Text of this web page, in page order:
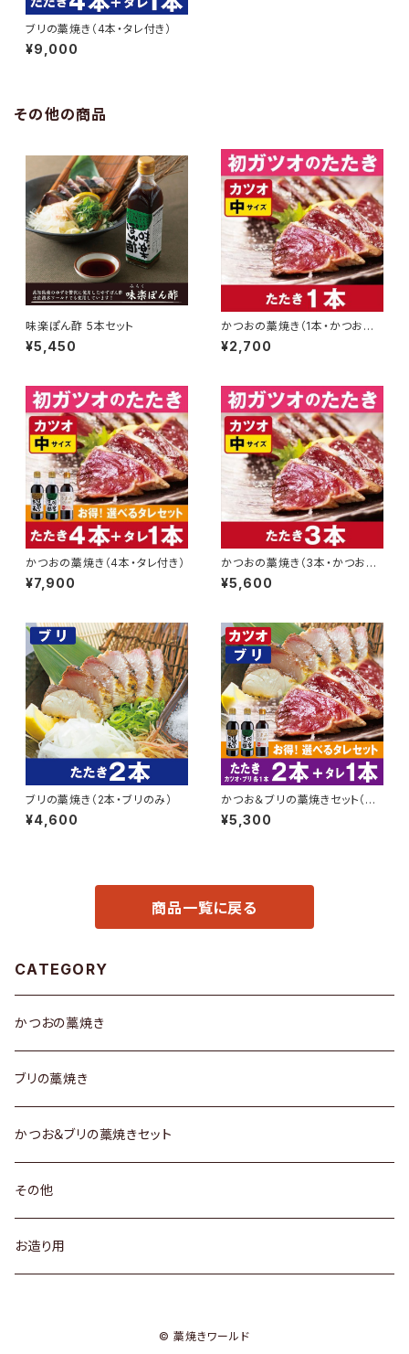
ブリの藁焼き（4本・タレ付き）
¥9,000
その他の商品
味楽ぽん酢 5本セット
¥5,450
かつおの藁焼き（1本・かつおの
み）
¥2,700
かつおの藁焼き（4本・タレ付き）
¥7,900
かつおの藁焼き（3本・かつおの
み）
¥5,600
ブリの藁焼き（2本・ブリのみ）
¥4,600
かつお＆ブリの藁焼きセット（各1
本・タレ付き）
¥5,300
商品一覧に戻る
CATEGORY
かつおの藁焼き
ブリの藁焼き
かつお＆ブリの藁焼きセット
その他
お造り用
© 藁焼きワールド